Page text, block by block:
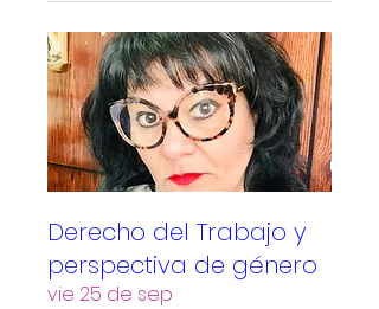
Derecho del Trabajo y
perspectiva de género
vie 25 de sep